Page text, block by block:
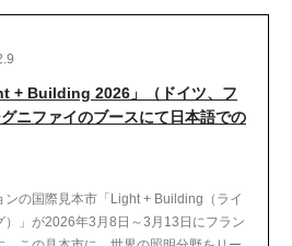
+ Building 2026」（ドイツ、フ
ニファイのブースにて日本語での
ンの国際見本市「Light + Building（ライ
）」が2026年3月8日～3月13日にフラン